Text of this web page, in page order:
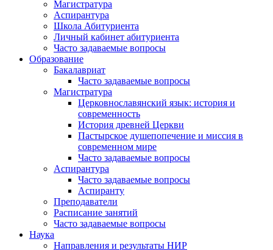
Магистратура
Аспирантура
Школа Абитуриента
Личный кабинет абитуриента
Часто задаваемые вопросы
Образование
Бакалавриат
Часто задаваемые вопросы
Магистратура
Церковнославянский язык: история и
современность
История древней Церкви
Пастырское душепопечение и миссия в
современном мире
Часто задаваемые вопросы
Аспирантура
Часто задаваемые вопросы
Аспиранту
Преподаватели
Расписание занятий
Часто задаваемые вопросы
Наука
Направления и результаты НИР